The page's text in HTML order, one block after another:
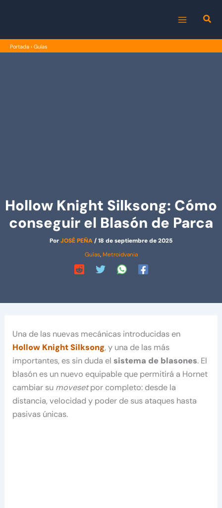
MENU
Portada › Guías
Hollow Knight Silksong: Cómo
conseguir el Blasón de Parca
PorJOSÉ PEÑA/18 de septiembre de 2025
Guías, Metroidvania
Una de las nuevas mecánicas introducidas en
Hollow Knight Silksong, y una de las más
importantes, es sin duda elsistema de blasones. El
blasón es un nuevo equipable que permitirá a Hornet
cambiar su movesetpor completo: desde la
distancia, velocidad y poder de sus ataques hasta
pasivas únicas.